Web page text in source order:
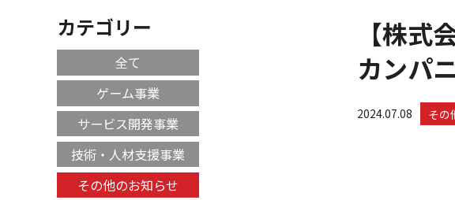
【株
カンパ
2024.07.08 その
カテゴリー
全て
ゲーム事業
サービス開発事業
技術・人材支援事業
その他のお知らせ